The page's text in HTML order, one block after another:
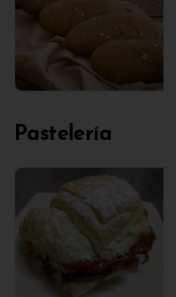
Pastelería